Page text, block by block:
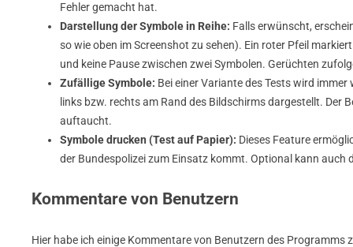
Fehler gemacht hat.
Darstellung der Symbole in Reihe: Falls erwünscht,
so wie oben im Screenshot zu sehen). Ein roter Pfeil
und keine Pause zwischen zwei Symbolen. Gerüchten
Zufällige Symbole: Bei einer Variante des Tests wird
links bzw. rechts am Rand des Bildschirms dargestellt. Der
auftaucht.
Symbole drucken (Test auf Papier): Dieses Feature
der Bundespolizei zum Einsatz kommt. Optional kann
Kommentare von Benutzern
Hier habe ich einige Kommentare von Benutzern des Programms